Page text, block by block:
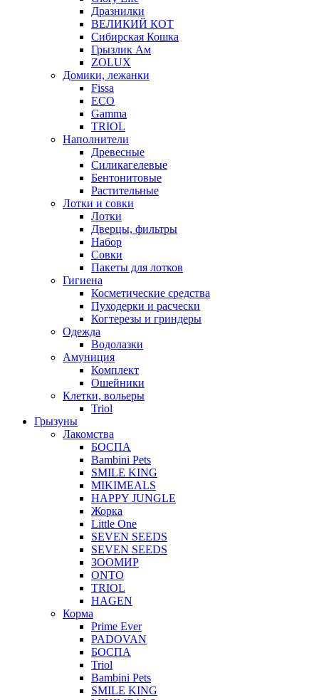
Дразнилки
ВЕЛИКИЙ КОТ
Сибирская Кошка
Грызлик Ам
ZOLUX
Домики, лежанки
Fissa
ECO
Gamma
TRIOL
Наполнители
Древесные
Силикагелевые
Бентонитовые
Растительные
Лотки и совки
Лотки
Дверцы, фильтры
Набор
Совки
Пакеты для лотков
Гигиена
Косметические средства
Пуходерки и расчески
Когтерезы и гриндеры
Одежда
Водолазки
Амуниция
Комплект
Ошейники
Клетки, вольеры
Triol
Грызуны
Лакомства
БОСПА
Bambini Pets
SMILE KING
MIKIMEALS
HAPPY JUNGLE
Жорка
Little One
SEVEN SEEDS
SEVEN SEEDS
ЗООМИР
ONTO
TRIOL
HAGEN
Корма
Prime Ever
PADOVAN
БОСПА
Triol
Bambini Pets
SMILE KING